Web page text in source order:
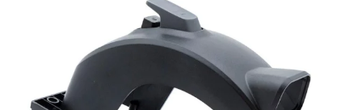
Lisävarusteet